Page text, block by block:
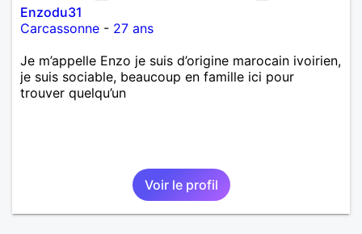
Enzodu31
Carcassonne - 27 ans
Je m’appelle Enzo je suis d’origine marocain ivoirien,
je suis sociable, beaucoup en famille ici pour
trouver quelqu’un
Voir le profil